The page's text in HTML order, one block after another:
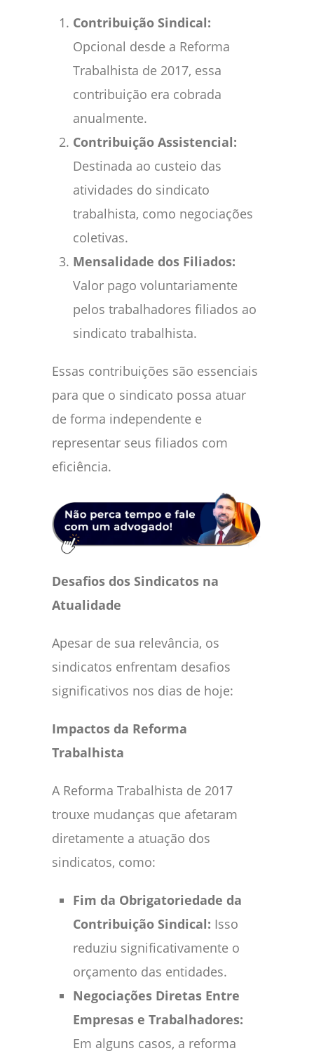
Contribuição Sindical:
Opcional desde a Reforma
Trabalhista de 2017, essa
contribuição era cobrada
anualmente.
Contribuição Assistencial:
Destinada ao custeio das
atividades do sindicato
trabalhista, como negociações
coletivas.
Mensalidade dos Filiados:
Valor pago voluntariamente
pelos trabalhadores filiados ao
sindicato trabalhista.
Essas contribuições são essenciais
para que o sindicato possa atuar
de forma independente e
representar seus filiados com
eficiência.
Desafios dos Sindicatos na
Atualidade
Apesar de sua relevância, os
sindicatos enfrentam desafios
significativos nos dias de hoje:
Impactos da Reforma
Trabalhista
A Reforma Trabalhista de 2017
trouxe mudanças que afetaram
diretamente a atuação dos
sindicatos, como:
Fim da Obrigatoriedade da
Contribuição Sindical: Isso
reduziu significativamente o
orçamento das entidades.
Negociações Diretas Entre
Empresas e Trabalhadores:
Em alguns casos, a reforma